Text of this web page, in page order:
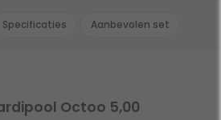
Specificaties Aanbevolen set
Octoo 5,00